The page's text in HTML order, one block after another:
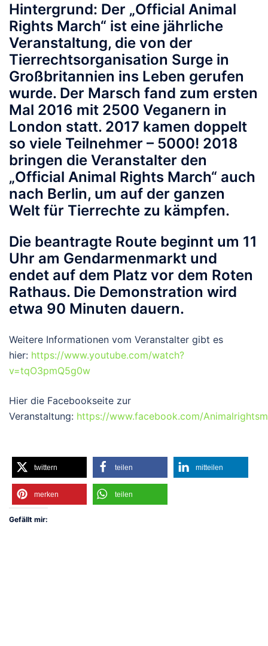
Hintergrund: Der „Official Animal
Rights March“ ist eine jährliche
Veranstaltung, die von der
Tierrechtsorganisation Surge in
Großbritannien ins Leben gerufen
wurde. Der Marsch fand zum ersten
Mal 2016 mit 2500 Veganern in
London statt. 2017 kamen doppelt
so viele Teilnehmer – 5000! 2018
bringen die Veranstalter den
„Official Animal Rights March“ auch
nach Berlin, um auf der ganzen
Welt für Tierrechte zu kämpfen.
Die beantragte Route beginnt um 11
Uhr am Gendarmenmarkt und
endet auf dem Platz vor dem Roten
Rathaus. Die Demonstration wird
etwa 90 Minuten dauern.
Weitere Informationen vom Veranstalter gibt es
hier: https://www.youtube.com/watch?
v=tqO3pmQ5g0w
Hier die Facebookseite zur
Veranstaltung: https://www.facebook.com/
twittern teilen mitteilen
merken teilen
Gefällt mir: